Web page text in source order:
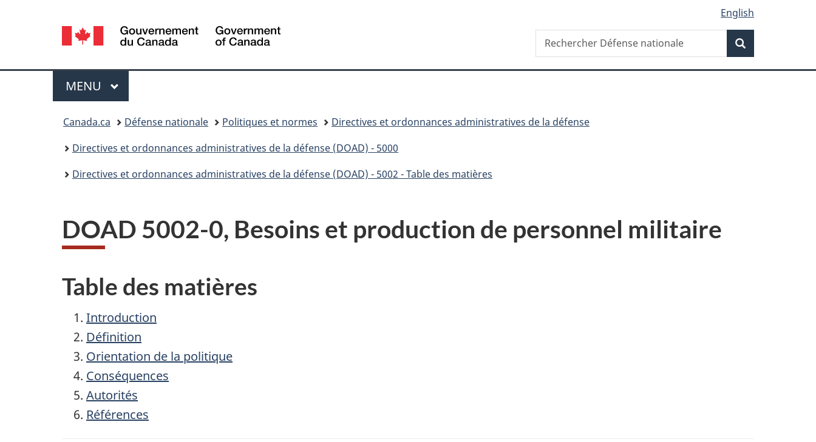
Invitations
sujet
HTML
Sélection
de
la
langue
English
Canada
Recherche
Rechercher
Défense
Menu
MENU PRINCIPAL
Canada.ca Défense nationale Politiques et normes
Directives et ordonnances administratives de la défense
Directives et ordonnances administratives de la défense (DOAD) - 5000
Directives et ordonnances administratives de la défense (DOAD) - 5002 - Table des matières
DOAD 5002-0, Besoins et production de personnel militaire
Table des matières
Introduction
Définition
Orientation de la politique
Conséquences
Autorités
Références